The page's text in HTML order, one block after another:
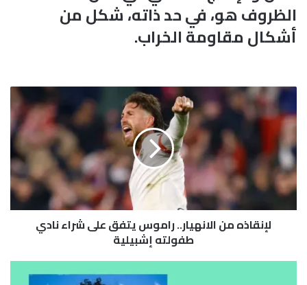
الظروف هو، في حد ذاته، شكل من
أشكال مقاومة الخراب.
ل
إ
ن
ا
ذ
ه
م
ن
ن
لإنقاذه من الانهيار.. راموس يتفق على شراء نادي
طفولته إشبيلية